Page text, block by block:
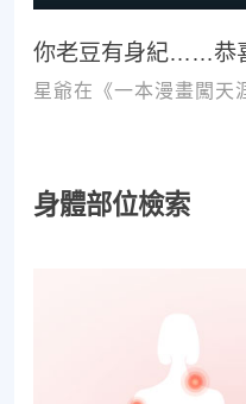
你老豆有身紀……恭
星爺在《一本漫畫闖天
身體部位檢索